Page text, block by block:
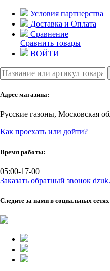
Skip
content
Условия партнерства
Доставка и Оплата
Сравнение
Сравнить товары
ВОЙТИ
Адрес магазина:
Русские газоны, Московская
Как проехать или дойти?
Время работы:
05:00-17-00
Заказать обратный звонок
Следите за нами в социальных